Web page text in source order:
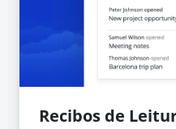
Recibos de